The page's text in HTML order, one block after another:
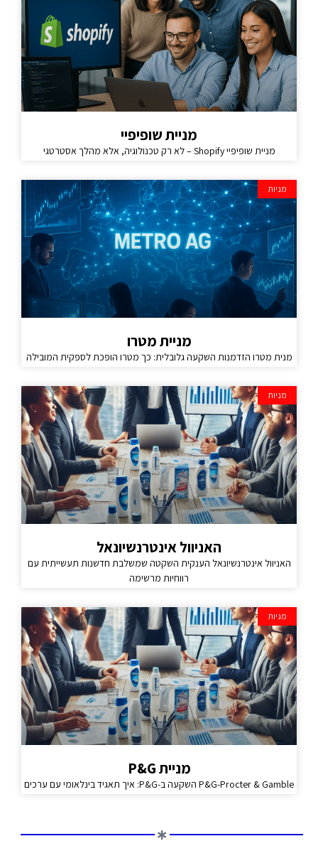
מניית שופיפיי
מניית שופיפיי Shopify – לא רק טכנולוגיה, אלא מהלך אסטרטגי
מניות
מניית מטרו
מנית מטרו הזדמנות השקעה גלובלית: כך מטרו הופכת לספקית המובילה
מניות
האניוול אינטרנשיונאל
האניוול אינטרנשיונאל הענקית השקטה שמשלבת חדשנות תעשייתית עם
רווחיות מרשימה
מניות
מניית P&G
P&G-Procter & Gamble השקעה ב-P&G: איך תאגיד בינלאומי עם ערכים